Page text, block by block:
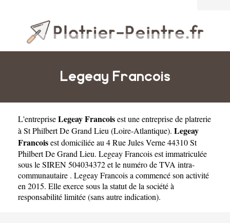
Legeay Francois
L'entrepriseLegeay Francoisest uneentreprise de platrerie
à St Philbert De Grand Lieu (Loire-Atlantique). Legeay
Francoisest domiciliée au 4 Rue Jules Verne 44310 St
Philbert De Grand Lieu. Legeay Francois est immatriculée
sous le SIREN 504034372 et le numéro de TVA intra-
communautaire . Legeay Francois a commencé son activité
en 2015. Elle exerce sous la statut de la société à
responsabilité limitée (sans autre indication).